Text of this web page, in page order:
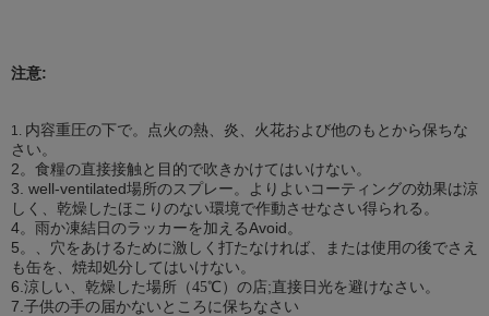
注意:
1. 内容重圧の下で。点火の熱、炎、火花および他のもとから保ちな
さい。
2。食糧の直接接触と目的で吹きかけてはいけない。
3. well-ventilated場所のスプレー。よりよいコーティングの効果は涼
しく、乾燥したほこりのない環境で作動させなさい得られる。
4。雨か凍結日のラッカーを加えるAvoid。
5。、穴をあけるために激しく打たなければ、または使用の後でさえ
も缶を、焼却処分してはいけない。
6.涼しい、乾燥した場所（45℃ ） の店;直接日光を避けなさい。
7.子供の手の届かないところに保ちなさい